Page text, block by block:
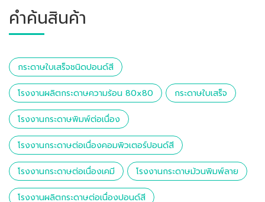
คำค้นสินค้า
กระดาษใบเสร็จชนิดปอนด์สี
โรงงานผลิตกระดาษความร้อน 80x80 กระดาษใบเสร็จ
โรงงานกระดาษพิมพ์ต่อเนื่อง
โรงงานกระดาษต่อเนื่องคอมพิวเตอร์ปอนด์สี
โรงงานกระดาษต่อเนื่องเคมี โรงงานกระดาษม้วนพิมพ์ลาย
โรงงานผลิตกระดาษต่อเนื่องปอนด์สี